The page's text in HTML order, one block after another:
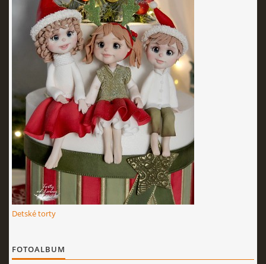
KURZY - ŠKOLENIA
Torty od Lorny
Prievidza
0911494673
tortyodlorny@gmail.com
© 2026 eStránky.sk
Detské torty
FOTOALBUM